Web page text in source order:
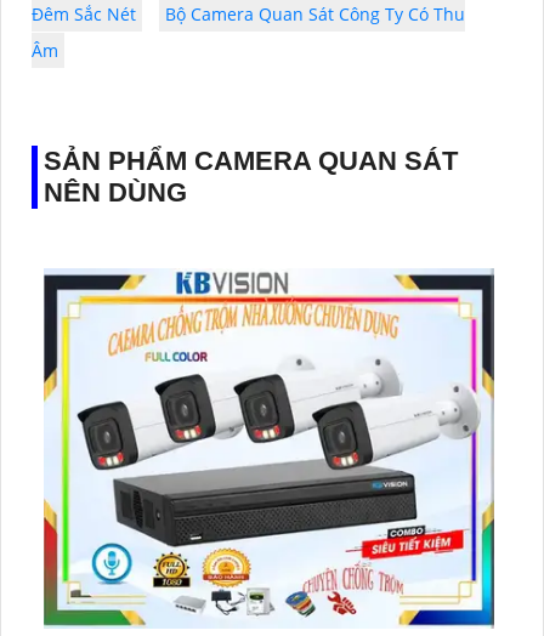
Đêm Sắc Nét
Bộ Camera Quan Sát Công Ty Có Thu
Âm
SẢN PHẨM CAMERA QUAN SÁT
NÊN DÙNG